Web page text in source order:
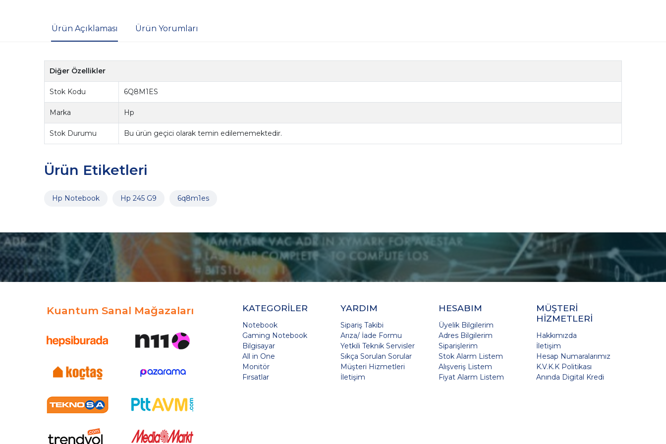
Ürün Açıklaması Ürün Yorumları
Diğer Özellikler
Stok Kodu 6Q8M1ES
Marka Hp
Stok Durumu Bu ürün geçici olarak temin edilememektedir.
Ürün Etiketleri
Hp Notebook Hp 245 G9 6q8m1es
Kuantum Sanal Mağazaları KATEGORİLER
Notebook
Gaming Notebook
Bilgisayar
All in One
Monitör
Fırsatlar
YARDIM
Sipariş Takibi
Arıza/ İade Formu
Yetkili Teknik Servisler
Sıkça Sorulan Sorular
Müşteri Hizmetleri
İletişim
HESABIM
Üyelik Bilgilerim
Adres Bilgilerim
Siparişlerim
Stok Alarm Listem
Alışveriş Listem
Fiyat Alarm Listem
MÜŞTERİ
HİZMETLERİ
Hakkımızda
İletişim
Hesap Numaralarımız
K.V.K.K Politikası
Anında Digital Kredi